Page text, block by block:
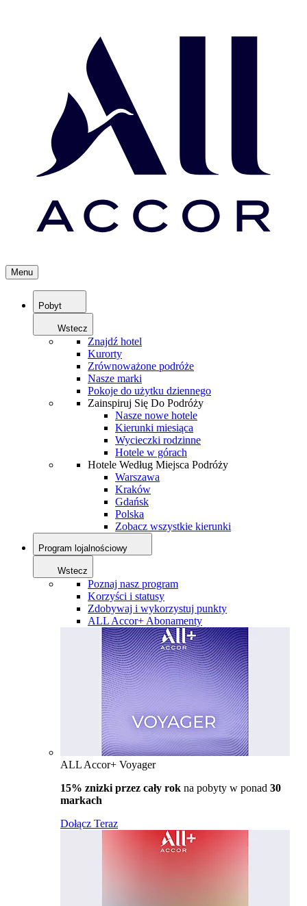
Menu
Pobyt
Wstecz
Znajdź hotel
Kurorty
Zrównoważone podróże
Nasze marki
Pokoje do użytku dziennego
Zainspiruj Się Do Podróży
Nasze nowe hotele
Kierunki miesiąca
Wycieczki rodzinne
Hotele w górach
Hotele Według Miejsca Podróży
Warszawa
Kraków
Gdańsk
Polska
Zobacz wszystkie kierunki
Program lojalnościowy
Wstecz
Poznaj nasz program
Korzyści i statusy
Zdobywaj i wykorzystuj punkty
ALL Accor+ Abonamenty
ALL Accor+ Voyager
15% znizki przez cały rok na pobyty w ponad 30
markach
Dołącz Teraz